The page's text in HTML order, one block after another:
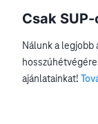
Csak
Nálunk a legjobb
ajánlatainkat!